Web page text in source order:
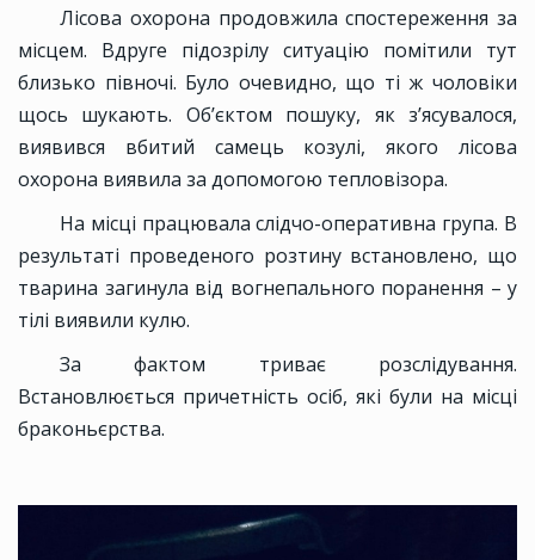
Лісова охорона продовжила спостереження за
місцем. Вдруге підозрілу ситуацію помітили тут
близько півночі. Було очевидно, що ті ж чоловіки
щось шукають. Об’єктом пошуку, як з’ясувалося,
виявився вбитий самець козулі, якого лісова
охорона виявила за допомогою тепловізора.
На місці працювала слідчо-оперативна група. В
результаті проведеного розтину встановлено, що
тварина загинула від вогнепального поранення – у
тілі виявили кулю.
За фактом триває розслідування.
Встановлюється причетність осіб, які були на місці
браконьєрства.